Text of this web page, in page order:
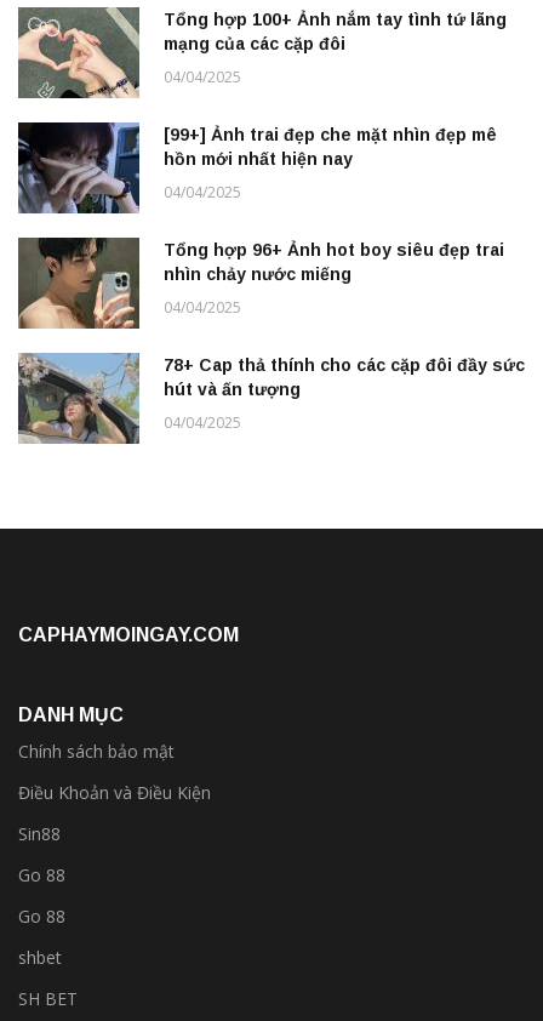
Tổng hợp 100+ Ảnh nắm tay tình tứ lãng
mạng của các cặp đôi
04/04/2025
[99+] Ảnh trai đẹp che mặt nhìn đẹp mê
hồn mới nhất hiện nay
04/04/2025
Tổng hợp 96+ Ảnh hot boy siêu đẹp trai
nhìn chảy nước miếng
04/04/2025
78+ Cap thả thính cho các cặp đôi đầy sức
hút và ấn tượng
04/04/2025
CAPHAYMOINGAY.COM
DANH MỤC
Chính sách bảo mật
Điều Khoản và Điều Kiện
Sin88
Go 88
Go 88
shbet
SH BET